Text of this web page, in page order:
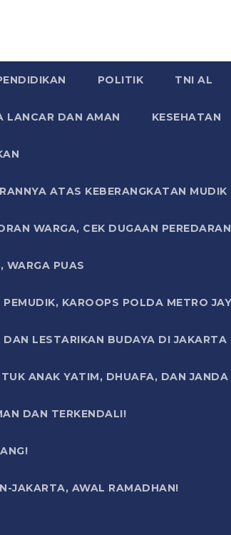
POLITIK TNI AL
LANCAR DAN AMAN KESEHATAN
ATAS KEBERANGKATAN
WARGA, CEK DUGAAN
WARGA PUAS
KAROOPS POLDA METRO
LESTARIKAN BUDAYA DI JAKARTA
ANAK YATIM, DHUAFA, DAN
DAN TERKENDALI!
JAKARTA, AWAL RAMADHAN!